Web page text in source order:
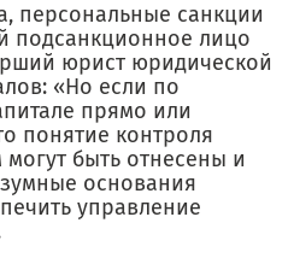
персональные санкции
подсанкционное лицо
юрист юридической
«Но если по
прямо или
понятие контроля
быть отнесены и
основания
управление